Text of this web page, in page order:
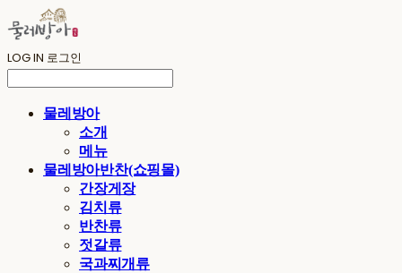
LOG IN 로그인
물레방아
소개
메뉴
물레방아반찬(쇼핑몰)
간장게장
김치류
반찬류
젓갈류
국과찌개류